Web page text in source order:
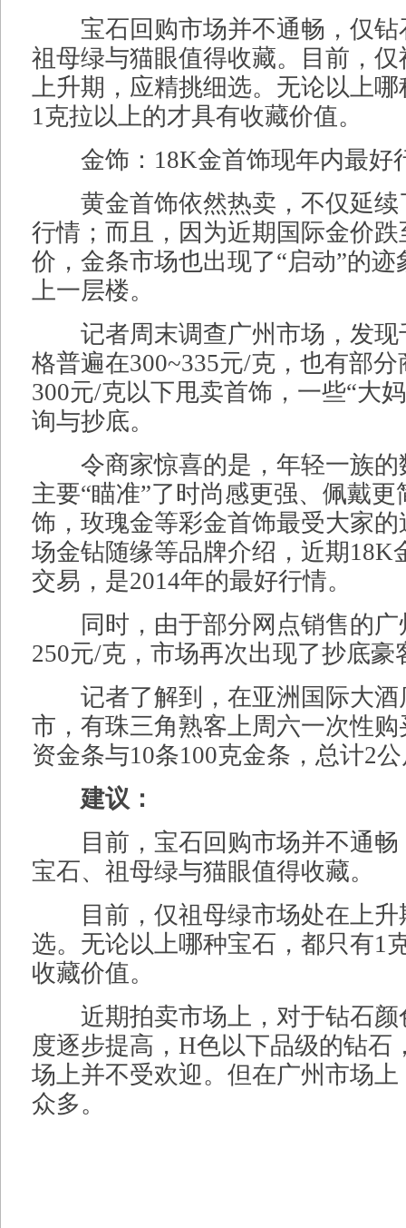
宝石回购市场并不通畅，仅钻
祖母绿与猫眼值得收藏。目前，
上升期，应精挑细选。无论以上
1克拉以上的才具有收藏价值。
金饰：18K金首饰现年内最好
黄金首饰依然热卖，不仅延续
行情；而且，因为近期国际金价
价，金条市场也出现了“启动”的
上一层楼。
记者周末调查广州市场，发现
格普遍在300~335元/克，也有部
300元/克以下甩卖首饰，一些“大
询与抄底。
令商家惊喜的是，年轻一族的
主要“瞄准”了时尚感更强、佩戴
饰，玫瑰金等彩金首饰最受大家
场金钻随缘等品牌介绍，近期18K
交易，是2014年的最好行情。
同时，由于部分网点销售的广
250元/克，市场再次出现了抄底豪
记者了解到，在亚洲国际大酒
市，有珠三角熟客上周六一次性
资金条与10条100克金条，总计2
建议：
目前，宝石回购市场并不通畅
宝石、祖母绿与猫眼值得收藏。
目前，仅祖母绿市场处在上升
选。无论以上哪种宝石，都只有1
收藏价值。
近期拍卖市场上，对于钻石颜
度逐步提高，H色以下品级的钻石
场上并不受欢迎。但在广州市场
众多。